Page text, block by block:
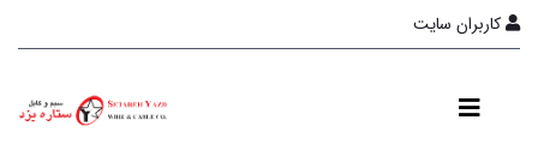
کاربران سایت